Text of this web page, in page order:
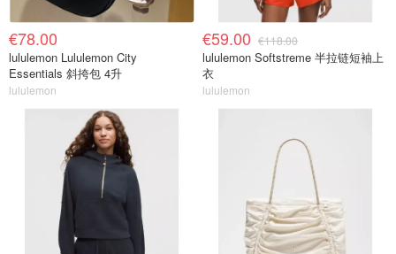
€78.00
lululemon Lululemon City
Essentials 斜挎包 4升
lululemon
€59.00 €118.00
lululemon Softstreme 半拉链短袖上
衣
lululemon